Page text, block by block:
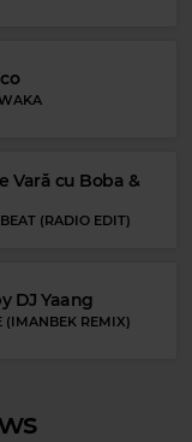
DANG DOODLE
Vară cu Boba &
(RADIO EDIT)
DJ Yaang
(IMANBEK REMIX)